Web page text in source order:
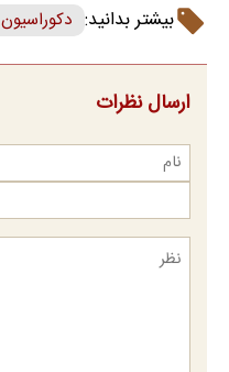
بیشتر بدانید: دکوراسیون
ارسال نظرات